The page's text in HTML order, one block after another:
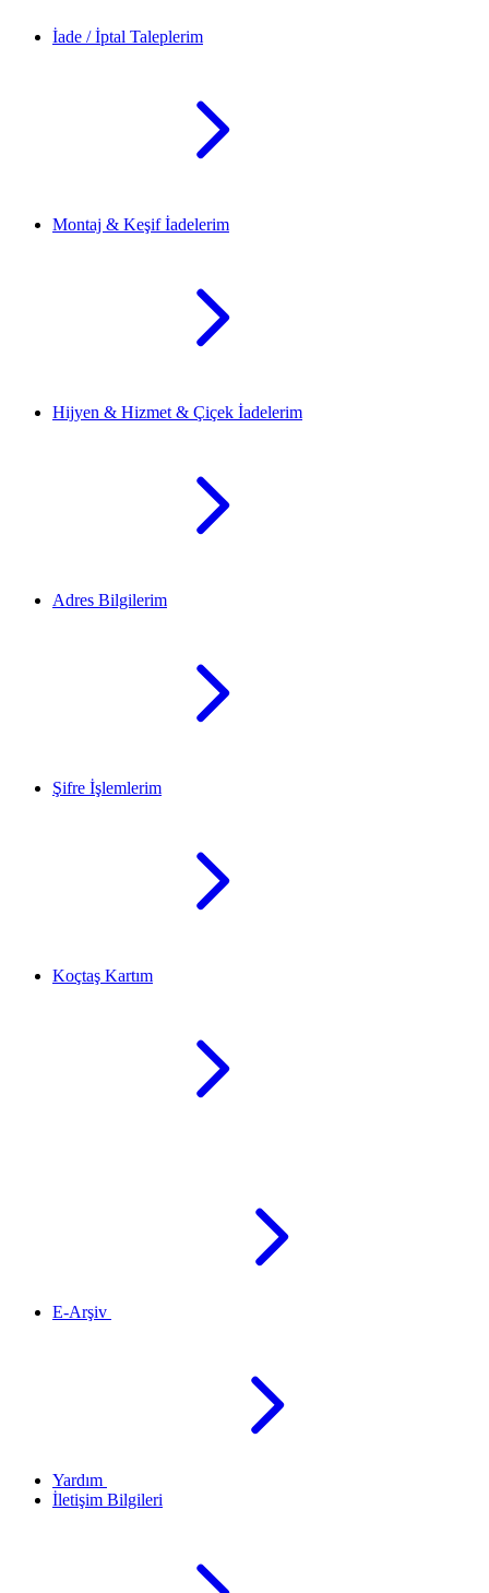
İade / İptal Taleplerim
Montaj & Keşif İadelerim
Hijyen & Hizmet & Çiçek İadelerim
Adres Bilgilerim
Şifre İşlemlerim
Koçtaş Kartım
E-Arşiv
Yardım
İletişim Bilgileri